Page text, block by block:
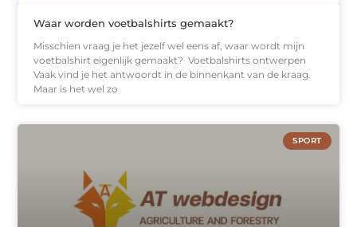
Waar worden voetbalshirts gemaakt?
Misschien vraag je het jezelf wel eens af, waar wordt mijn
voetbalshirt eigenlijk gemaakt? Voetbalshirts ontwerpen
Vaak vind je het antwoordt in de binnenkant van de kraag.
Maar is het wel zo
SPORT